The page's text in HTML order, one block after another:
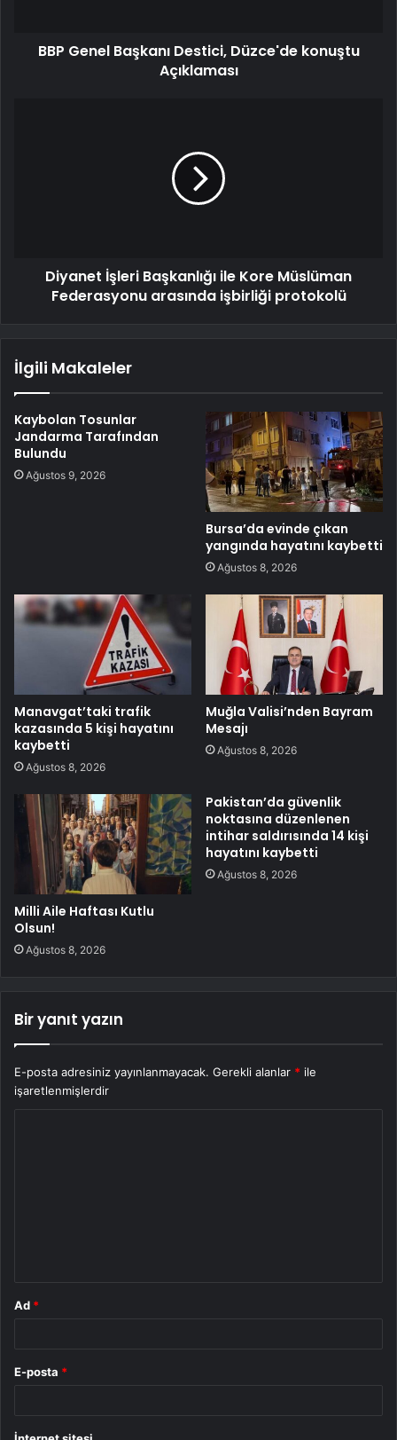
BBP Genel Başkanı Destici, Düzce'de konuştu
Açıklaması
Diyanet İşleri Başkanlığı ile Kore Müslüman
Federasyonu arasında işbirliği protokolü
İlgili Makaleler
Kaybolan Tosunlar
Jandarma Tarafından
Bulundu
Ağustos 9, 2026
Bursa’da evinde çıkan
yangında hayatını kaybetti
Ağustos 8, 2026
Manavgat’taki trafik
kazasında 5 kişi hayatını
kaybetti
Ağustos 8, 2026
Muğla Valisi’nden Bayram
Mesajı
Ağustos 8, 2026
Milli Aile Haftası Kutlu
Olsun!
Ağustos 8, 2026
Pakistan’da güvenlik
noktasına düzenlenen
intihar saldırısında 14 kişi
hayatını kaybetti
Ağustos 8, 2026
Bir yanıt yazın
E-posta adresiniz yayınlanmayacak. Gerekli alanlar * ile
işaretlenmişlerdir
Ad *
E-posta *